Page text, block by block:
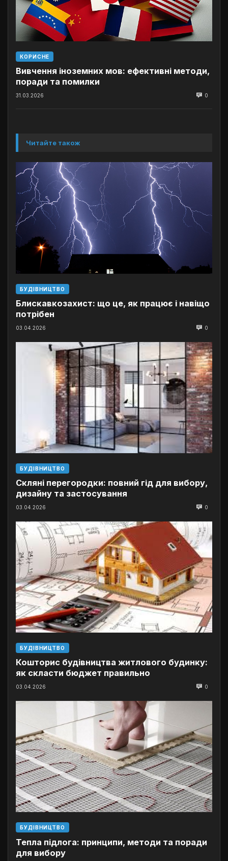
КОРИСНЕ
Вивчення іноземних мов: ефективні методи,
поради та помилки
31.03.2026 0
Читайте також
БУДІВНИЦТВО
Блискавкозахист: що це, як працює і навіщо
потрібен
03.04.2026 0
БУДІВНИЦТВО
Скляні перегородки: повний гід для вибору,
дизайну та застосування
03.04.2026 0
БУДІВНИЦТВО
Кошторис будівництва житлового будинку:
як скласти бюджет правильно
03.04.2026 0
БУДІВНИЦТВО
Тепла підлога: принципи, методи та поради
для вибору